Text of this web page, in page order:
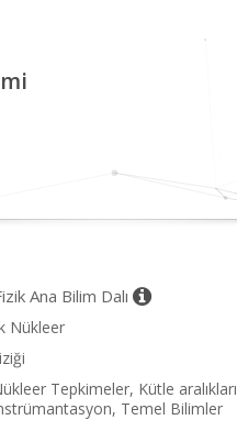
Ana Bilim Dalı
Nükleer
Tepkimeler, Kütle
Temel Bilimler